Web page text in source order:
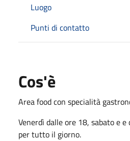
Luogo
Punti di contatto
Cos'è
Area food con specialità
Venerdì dalle ore 18, sabato e
per tutto il giorno.